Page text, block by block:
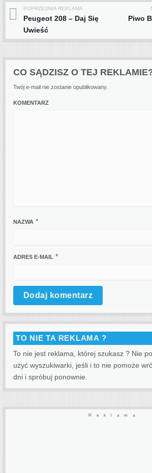
Post navigation
POPRZEDNIA REKLAMA
Peugeot 208 – Daj Się
Uwieść
Piwo
CO SĄDZISZ O TEJ
Twój e-mail nie zostanie opublikowany.
KOMENTARZ
NAZWA *
ADRES E-MAIL *
TO NIE TA REKLAMA ?
To nie jest reklama, której szukasz ? Nie
użyć wyszukiwarki, jeśli i to nie pomoże
dni i spróbuj ponownie.
Reklama